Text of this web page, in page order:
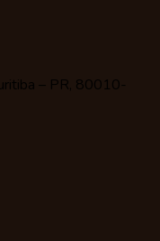
– PR, 80010-